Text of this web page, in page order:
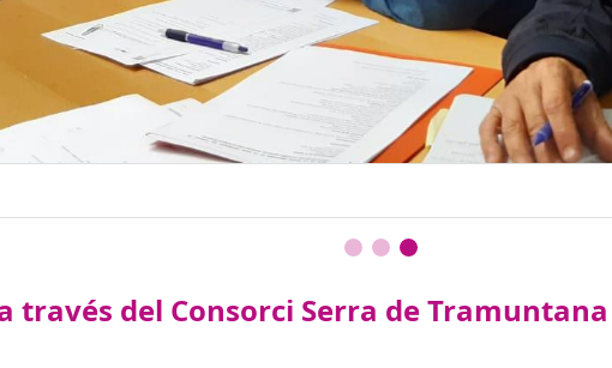
través del Consorci Serra de